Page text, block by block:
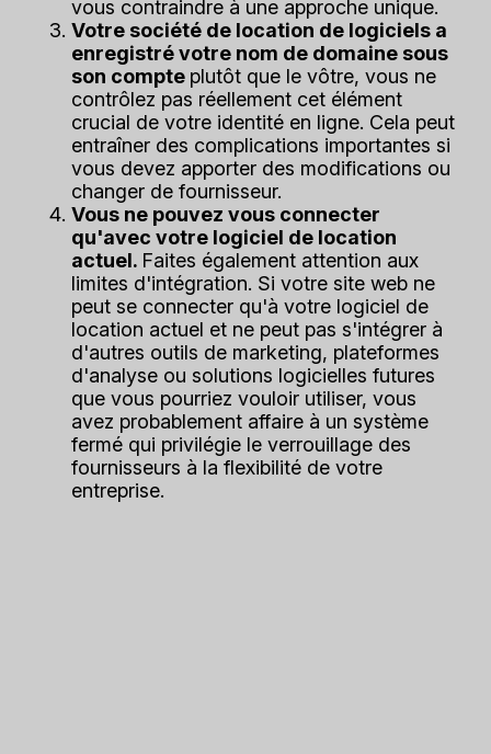
vous contraindre à une approche unique.
Votre société de location de logiciels a
enregistré votre nom de domaine sous
son compte plutôt que le vôtre, vous ne
contrôlez pas réellement cet élément
crucial de votre identité en ligne. Cela peut
entraîner des complications importantes si
vous devez apporter des modifications ou
changer de fournisseur.
Vous ne pouvez vous connecter
qu'avec votre logiciel de location
actuel. Faites également attention aux
limites d'intégration. Si votre site web ne
peut se connecter qu'à votre logiciel de
location actuel et ne peut pas s'intégrer à
d'autres outils de marketing, plateformes
d'analyse ou solutions logicielles futures
que vous pourriez vouloir utiliser, vous
avez probablement affaire à un système
fermé qui privilégie le verrouillage des
fournisseurs à la flexibilité de votre
entreprise.